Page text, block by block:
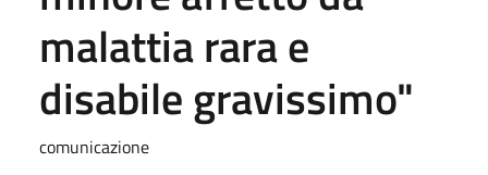
malattia rara e
disabile gravissimo"
comunicazione